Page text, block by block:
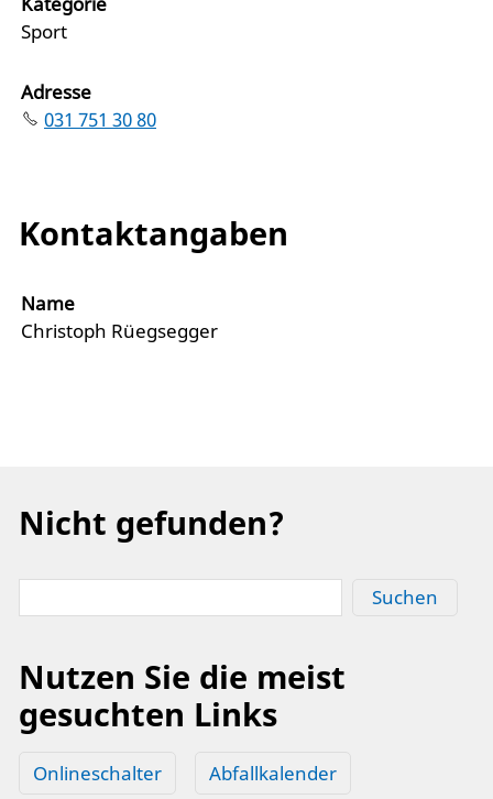
Sport
Adresse
031 751 30 80
Kontaktangaben
Name
Christoph Rüegsegger
Nicht gefunden?
Suchen
Nutzen Sie die meist
gesuchten Links
Onlineschalter Abfallkalender